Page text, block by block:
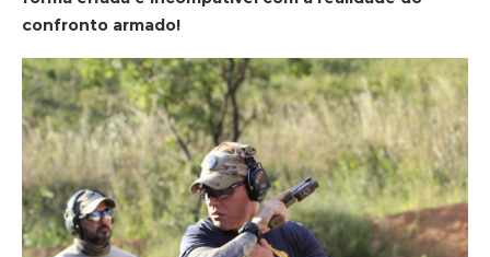
confronto armado!